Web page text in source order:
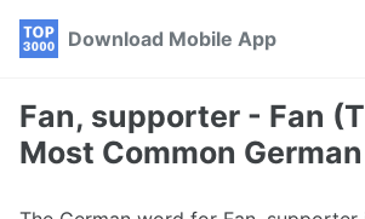
Skip
navigation
Skip
Skip
Download Mobile App
Fan, supporter - Fan
Most Common